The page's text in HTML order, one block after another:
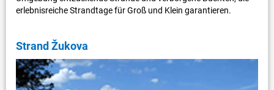
erlebnisreiche Strandtage für Groß und Klein garantieren.
Strand Žukova